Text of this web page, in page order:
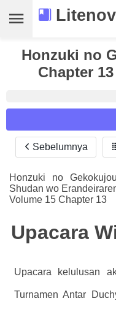
Daftar Novel
Tamat
Tags
Bookmark
Cari
Honzuki no
Chapter
Reader
Font :
Titillium Web
A-
16 A+
Sebelumnya
Honzuki no
Shudan wo
Volume 15 Chapter 13
Upacara
Upacara kelulusan
Turnamen Antar